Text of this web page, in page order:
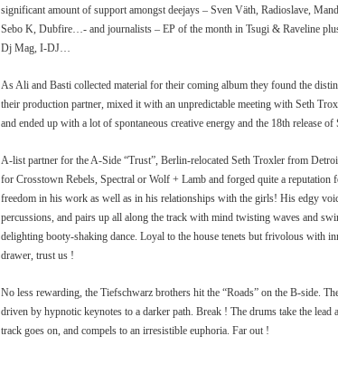
significant amount of support amongst deejays – Sven Väth, Radioslave,
Sebo K, Dubfire…- and journalists – EP of the month in Tsugi & Raveline
Dj Mag, I-DJ…
As Ali and Basti collected material for their coming album they found the
their production partner, mixed it with an unpredictable meeting with Seth
and ended up with a lot of spontaneous creative energy and the 18th release of
A-list partner for the A-Side “Trust”, Berlin-relocated Seth Troxler from
for Crosstown Rebels, Spectral or Wolf + Lamb and forged quite a reputation
freedom in his work as well as in his relationships with the girls! His edgy
percussions, and pairs up all along the track with mind twisting waves and
delighting booty-shaking dance. Loyal to the house tenets but frivolous with
drawer, trust us !
No less rewarding, the Tiefschwarz brothers hit the “Roads” on the B-side.
driven by hypnotic keynotes to a darker path. Break ! The drums take the
track goes on, and compels to an irresistible euphoria. Far out !